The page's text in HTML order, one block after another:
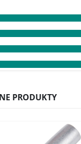
PRODUKTY